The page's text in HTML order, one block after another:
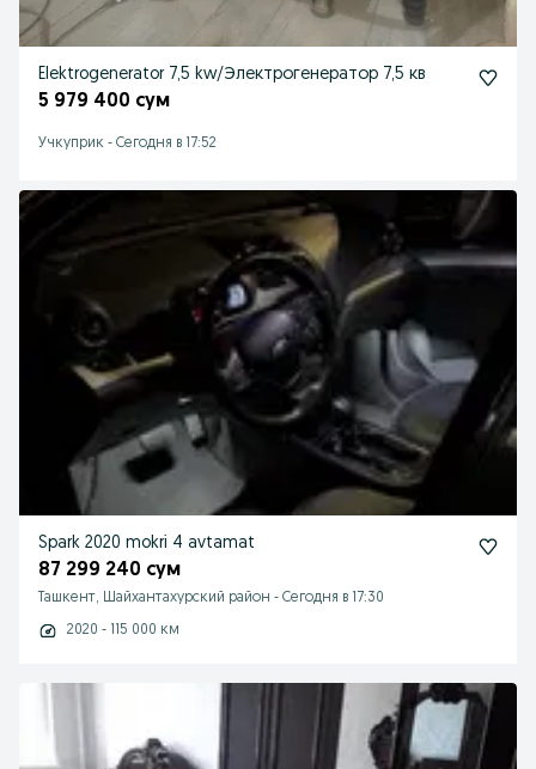
Elektrogenerator 7,5 kw/Электрогенератор 7,5 кв
5 979 400 сум
Учкуприк - Сегодня в 17:52
Spark 2020 mokri 4 avtamat
87 299 240 сум
Ташкент, Шайхантахурский район - Сегодня в 17:30
2020 - 115 000 км